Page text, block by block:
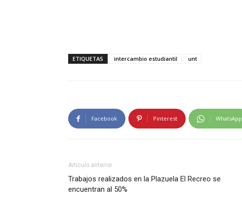
ETIQUETAS intercambio estudiantil unt
Facebook Pinterest WhatsApp
Artículo anterior
Trabajos realizados en la Plazuela El Recreo se
encuentran al 50%